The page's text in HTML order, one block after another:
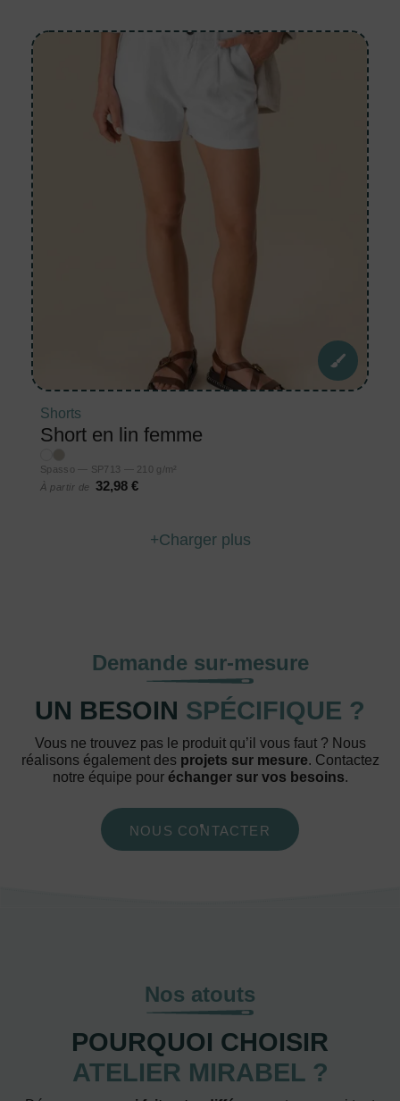
Shorts
Short en lin femme
Spasso — SP713 — 210 g/m²
À partir de
32,98 €
Charger plus
Demande sur-mesure
UN BESOIN SPÉCIFIQUE ?
Vous ne trouvez pas le produit qu’il vous faut ? Nous
réalisons également des projets sur mesure. Contactez
notre équipe pour échanger sur vos besoins.
NOUS CONTACTER
Nos atouts
POURQUOI CHOISIR
ATELIER MIRABEL ?